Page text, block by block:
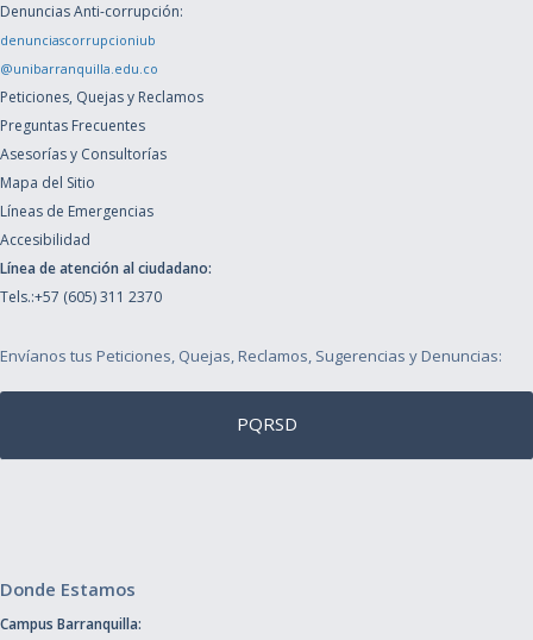
Denuncias Anti-corrupción:
denunciascorrupcioniub
@unibarranquilla.edu.co
Peticiones, Quejas y Reclamos
Preguntas Frecuentes
Asesorías y Consultorías
Mapa del Sitio
Líneas de Emergencias
Accesibilidad
Línea de atención al ciudadano:
Tels.:+57 (605) 311 2370
Envíanos tus Peticiones, Quejas, Reclamos, Sugerencias y Denuncias:
PQRSD
Donde Estamos
Campus Barranquilla: